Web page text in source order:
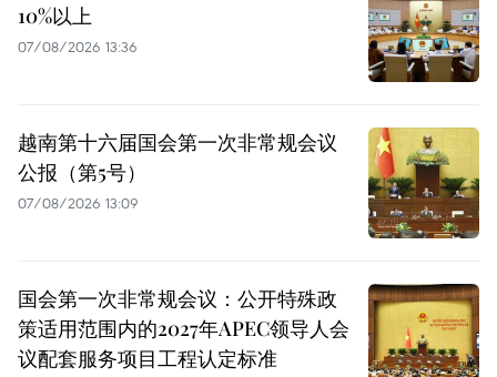
10%以上
07/08/2026 13:36
越南第十六届国会第一次非常规会议
公报（第5号）
07/08/2026 13:09
国会第一次非常规会议：公开特殊政
策适用范围内的2027年APEC领导人会
议配套服务项目工程认定标准